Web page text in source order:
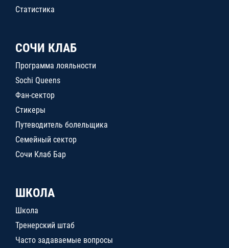
Статистика
СОЧИ КЛАБ
Программа лояльности
Sochi Queens
Фан-сектор
Стикеры
Путеводитель болельщика
Семейный сектор
Сочи Клаб Бар
ШКОЛА
Школа
Тренерский штаб
Часто задаваемые вопросы